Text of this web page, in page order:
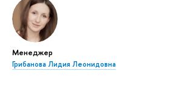
Менеджер
Грибанова Лидия Леонидовна